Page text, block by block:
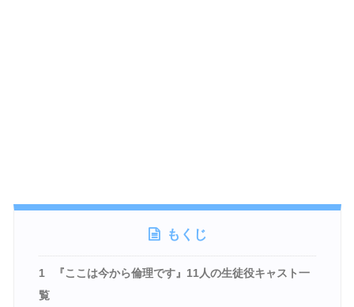
もくじ
1
『ここは今から倫理です』11人の生徒役キャスト一
覧